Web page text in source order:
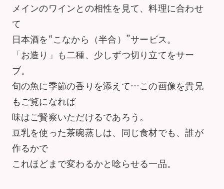
メインのワインとの相性を見て、料理に合わせ
て
日本酒を“こなから（半合）”サービス。
「お造り」も二種、少しずつ切り立てをサー
ブ。
旬の魚に季節の香りを添えて…この画像を貴兄
もご覧になれば
味はご賢察いただけるであろう。
豆乳を使った茶碗蒸しは、同じ食材でも、誰が
作るかで
これほどまで変わるかと唸らせる一品。